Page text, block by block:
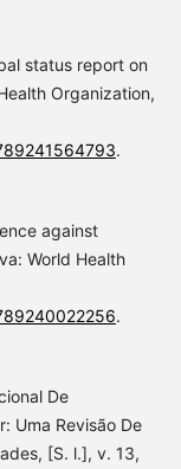
status report on
Organization,
.
against
World Health
.
De
Uma Revisão De
[S. l.], v. 13,